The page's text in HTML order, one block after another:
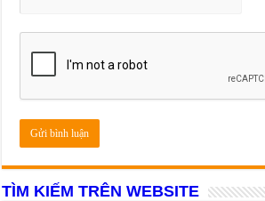
TÌM KIẾM TRÊN WEBSITE